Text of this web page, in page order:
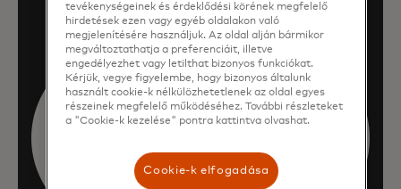
tevékenységeinek és érdeklődési körének megfelelő
hirdetések ezen vagy egyéb oldalakon való
megjelenítésére használjuk. Az oldal alján bármikor
megváltoztathatja a preferenciáit, illetve
engedélyezhet vagy letilthat bizonyos funkciókat.
Kérjük, vegye figyelembe, hogy bizonyos általunk
használt cookie-k nélkülözhetetlenek az oldal egyes
részeinek megfelelő működéséhez. További részleteket
a "Cookie-k kezelése" pontra kattintva olvashat.
Cookie-k elfogadása